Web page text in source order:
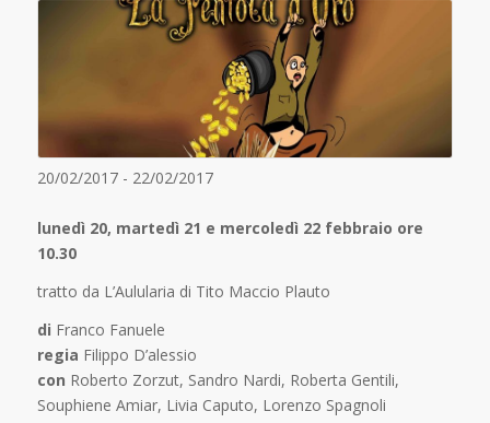
20/02/2017 - 22/02/2017
lunedì 20, martedì 21 e mercoledì 22 febbraio ore
10.30
tratto da L’Aulularia di Tito Maccio Plauto
di Franco Fanuele
regia Filippo D’alessio
con Roberto Zorzut, Sandro Nardi, Roberta Gentili,
Souphiene Amiar, Livia Caputo, Lorenzo Spagnoli